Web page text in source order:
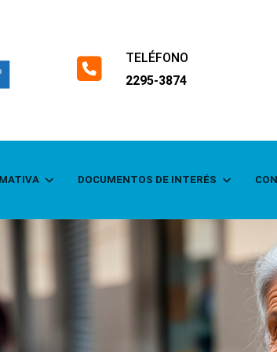
phone
TELÉFONO
2295-3874
DOCUMENTOS DE INTERÉS